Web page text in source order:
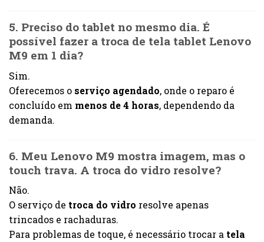
5. Preciso do tablet no mesmo dia. É
possível fazer a troca de tela tablet Lenovo
M9 em 1 dia?
Sim.
Oferecemos o serviço agendado, onde o reparo é
concluído em menos de 4 horas, dependendo da
demanda.
6. Meu Lenovo M9 mostra imagem, mas o
touch trava. A troca do vidro resolve?
Não.
O serviço de troca do vidro resolve apenas
trincados e rachaduras.
Para problemas de toque, é necessário trocar a tela